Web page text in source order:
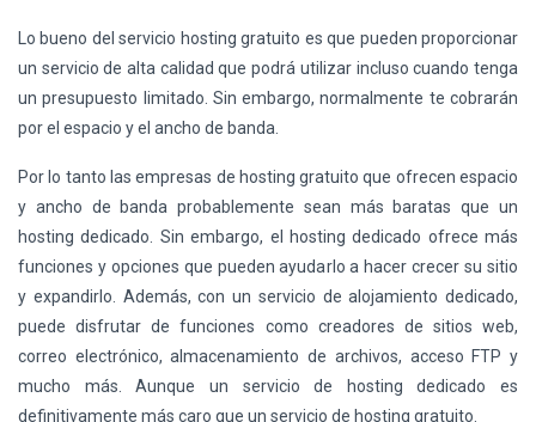
Lo bueno del servicio hosting gratuito es que pueden proporcionar
un servicio de alta calidad que podrá utilizar incluso cuando tenga
un presupuesto limitado. Sin embargo, normalmente te cobrarán
por el espacio y el ancho de banda.
Por lo tanto las empresas de hosting gratuito que ofrecen espacio
y ancho de banda probablemente sean más baratas que un
hosting dedicado. Sin embargo, el hosting dedicado ofrece más
funciones y opciones que pueden ayudarlo a hacer crecer su sitio
y expandirlo. Además, con un servicio de alojamiento dedicado,
puede disfrutar de funciones como creadores de sitios web,
correo electrónico, almacenamiento de archivos, acceso FTP y
mucho más. Aunque un servicio de hosting dedicado es
definitivamente más caro que un servicio de hosting gratuito.